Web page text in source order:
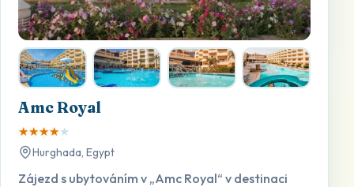
Amc Royal
★★★★★
Hurghada, Egypt
Zájezd s ubytováním v „Amc Royal“ v destinaci